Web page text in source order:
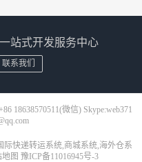
站式开发服务中心
联系我们
18638570511(微信) Skype:web371
际快递转运系统,商城系统,海外仓系
地图 豫ICP备11016945号-3